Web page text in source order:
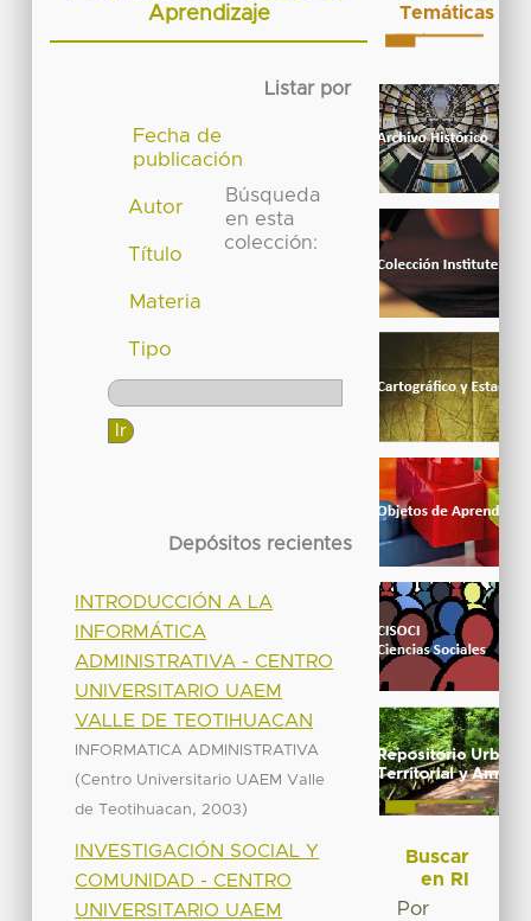
Aprendizaje
Listar por
Fecha de
publicación
Autor
Título
Materia
Tipo
Búsqueda
en esta
colección:
Depósitos recientes
INTRODUCCIÓN A LA
INFORMÁTICA
ADMINISTRATIVA - CENTRO
UNIVERSITARIO UAEM
VALLE DE TEOTIHUACAN
INFORMATICA ADMINISTRATIVA
(Centro Universitario UAEM Valle
de Teotihuacan, 2003)
INVESTIGACIÓN SOCIAL Y
COMUNIDAD - CENTRO
UNIVERSITARIO UAEM
Temáticas
Buscar
en RI
Por